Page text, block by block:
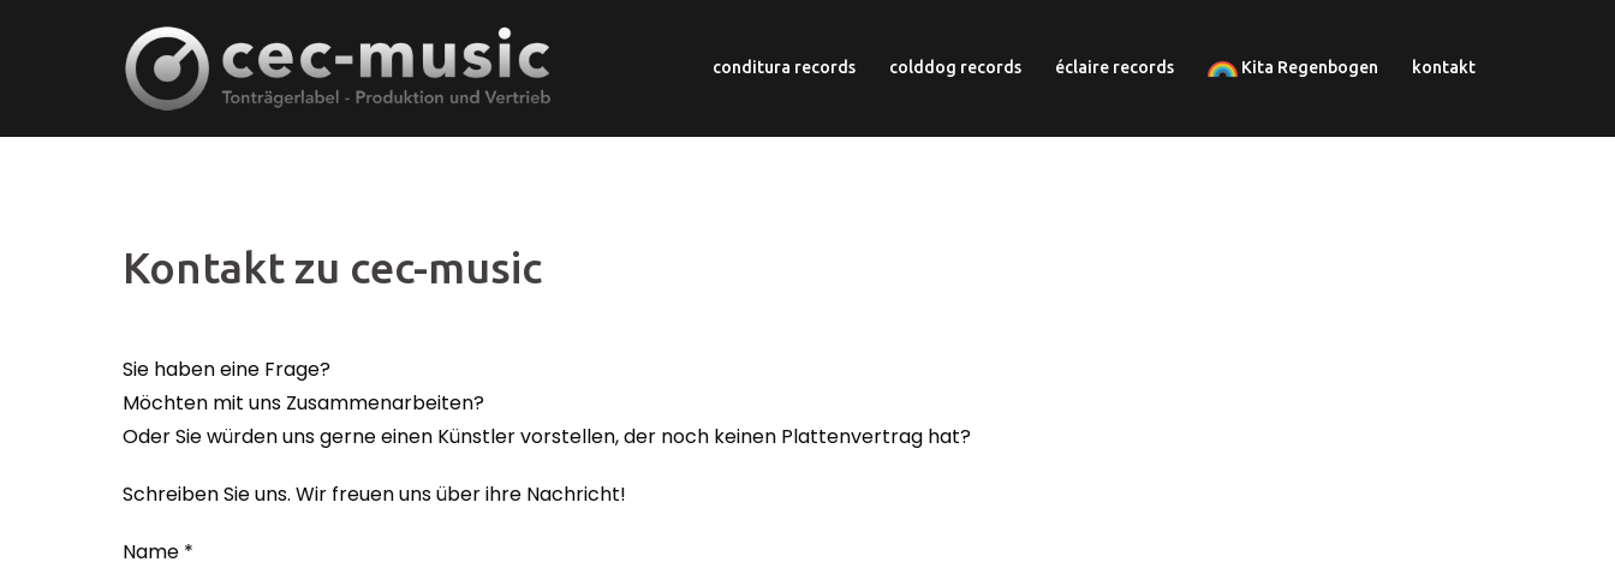
conditura records colddog records éclaire records Kita Regenbogen kontakt
Kontakt zu cec-music
Sie haben eine Frage?
Möchten mit uns Zusammenarbeiten?
Oder Sie würden uns gerne einen Künstler vorstellen, der noch keinen Plattenvertrag hat?
Schreiben Sie uns. Wir freuen uns über ihre Nachricht!
Name *